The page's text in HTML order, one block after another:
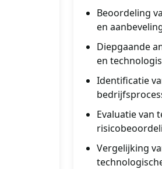
Beoordeling
en
Diepgaande
en
Identificatie
Evaluatie van
Vergelijking